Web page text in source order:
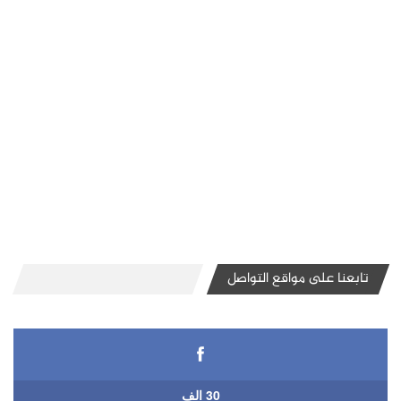
تابعنا على مواقع التواصل
30 الف